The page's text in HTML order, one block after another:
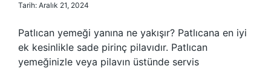
Tarih: Aralık 21, 2024
Patlıcan yemeği yanına ne yakışır? Patlıcana en iyi
ek kesinlikle sade pirinç pilavıdır. Patlıcan
yemeğinizle veya pilavın üstünde servis